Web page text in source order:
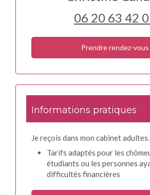
06 20 63 42
Prendre rendez-vous
Informations pratiques
Je reçois dans mon cabinet adultes.
Tarifs adaptés pour les
étudiants ou les personnes
difficultés financières